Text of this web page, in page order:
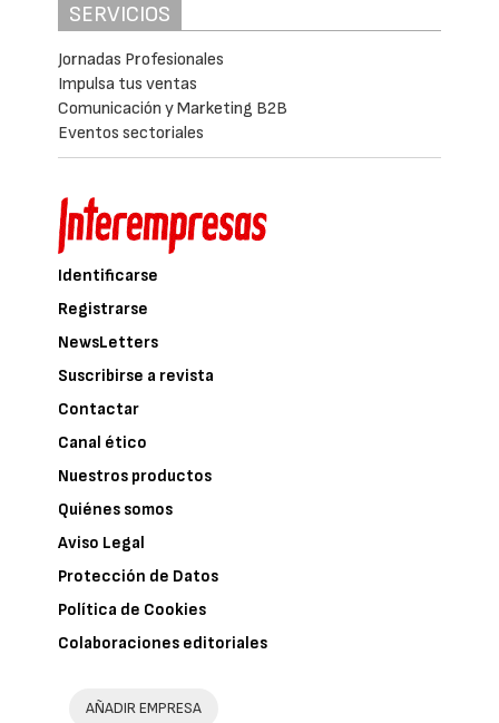
SERVICIOS
Jornadas Profesionales
Impulsa tus ventas
Comunicación y Marketing B2B
Eventos sectoriales
Identificarse
Registrarse
NewsLetters
Suscribirse a revista
Contactar
Canal ético
Nuestros productos
Quiénes somos
Aviso Legal
Protección de Datos
Política de Cookies
Colaboraciones editoriales
AÑADIR EMPRESA